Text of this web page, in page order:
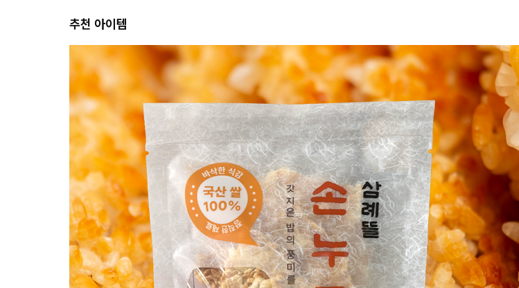
추천 아이템